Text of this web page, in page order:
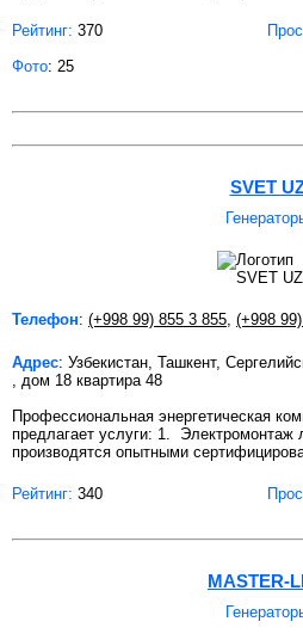
Рейтинг: 370
Фото: 25
SVET
Телефон: (+998 99) 855 3 855 (+998
Адрес: Узбекистан, Ташкент,
, дом 18 квартира 48
Профессиональная энергетическая
предлагает услуги: 1.
производятся опытными
Рейтинг: 340
MASTER-